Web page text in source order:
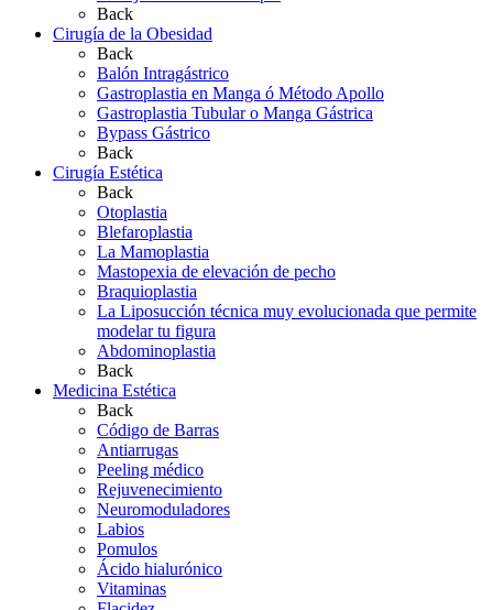
Back
Cirugía de la Obesidad
Back
Balón Intragástrico
Gastroplastia en Manga ó Método Apollo
Gastroplastia Tubular o Manga Gástrica
Bypass Gástrico
Back
Cirugía Estética
Back
Otoplastia
Blefaroplastia
La Mamoplastia
Mastopexia de elevación de pecho
Braquioplastia
La Liposucción técnica muy evolucionada que permite
modelar tu figura
Abdominoplastia
Back
Medicina Estética
Back
Código de Barras
Antiarrugas
Peeling médico
Rejuvenecimiento
Neuromoduladores
Labios
Pomulos
Ácido hialurónico
Vitaminas